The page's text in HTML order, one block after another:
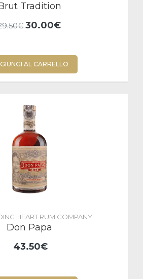
Tradition
30.00€
AL CARRELLO
HEART RUM COMPANY
Don Papa
43.50€